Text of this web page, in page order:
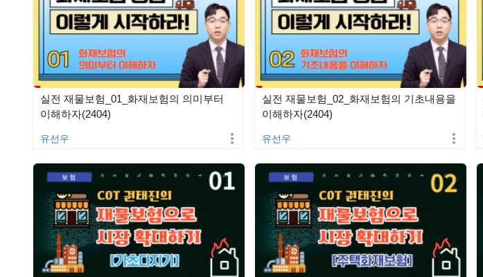
실전 재물보험_01_화재보험의 의미부터
이해하자(2404)
유선우
실전 재물보험_02_화재보험의 기초내용을
이해하자(2404)
유선우